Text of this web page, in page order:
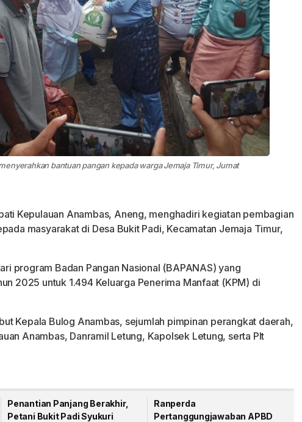
bantuan pangan kepada warga Jemaja Timur, Jumat
Kepulauan Anambas, Aneng, menghadiri kegiatan pembagian
masyarakat di Desa Bukit Padi, Kecamatan Jemaja Timur,
program Badan Pangan Nasional (BAPANAS) yang
2025 untuk 1.494 Keluarga Penerima Manfaat (KPM) di
Kepala Bulog Anambas, sejumlah pimpinan perangkat daerah,
Anambas, Danramil Letung, Kapolsek Letung, serta Plt
Penantian Panjang Berakhir,
Petani Bukit Padi Syukuri
Ranperda
Pertanggungjawaban APBD